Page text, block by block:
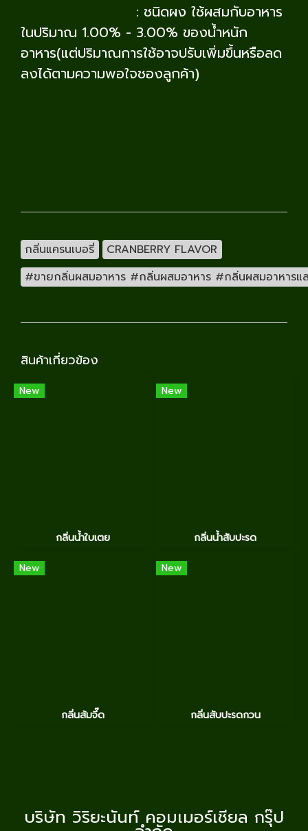
: ชนิดผง ใช้ผสมกับอาหาร
ในปริมาณ 1.00% - 3.00% ของน้ำหนัก
อาหาร(แต่ปริมาณการใช้อาจปรับเพิ่มขึ้นหรือลด
ลงได้ตามความพอใจชองลูกค้า)
กลิ่นแครนเบอรี่
CRANBERRY FLAVOR
#ขายกลิ่นผสมอาหาร #กลิ่นผสมอาหาร #กลิ่นผสมอาหารแ
สินค้าเกี่ยวข้อง
New
กลิ่นน้ำใบเตย
New
กลิ่นน้ำสับปะรด
New
กลิ่นส้มจี๊ด
New
กลิ่นสับปะรดกวน
บริษัท วิริยะนันท์ คอมเมอร์เชียล กรุ๊ป